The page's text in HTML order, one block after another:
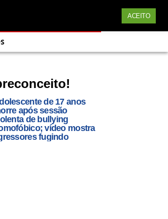
ACEITO
de 17 anos
após sessão
de bullying
vídeo mostra
fugindo